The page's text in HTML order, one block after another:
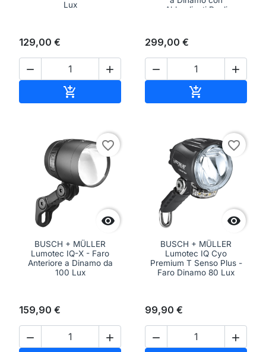
Lux
129,00 €
 

Abbaglianti Reali
299,00 €
 


favorite_border
BUSCH + MÜLLER
Lumotec IQ-X - Faro
Anteriore a Dinamo da
100 Lux
159,90 €
 

favorite_border
BUSCH + MÜLLER
Lumotec IQ Cyo
Premium T Senso Plus -
Faro Dinamo 80 Lux
99,90 €
 